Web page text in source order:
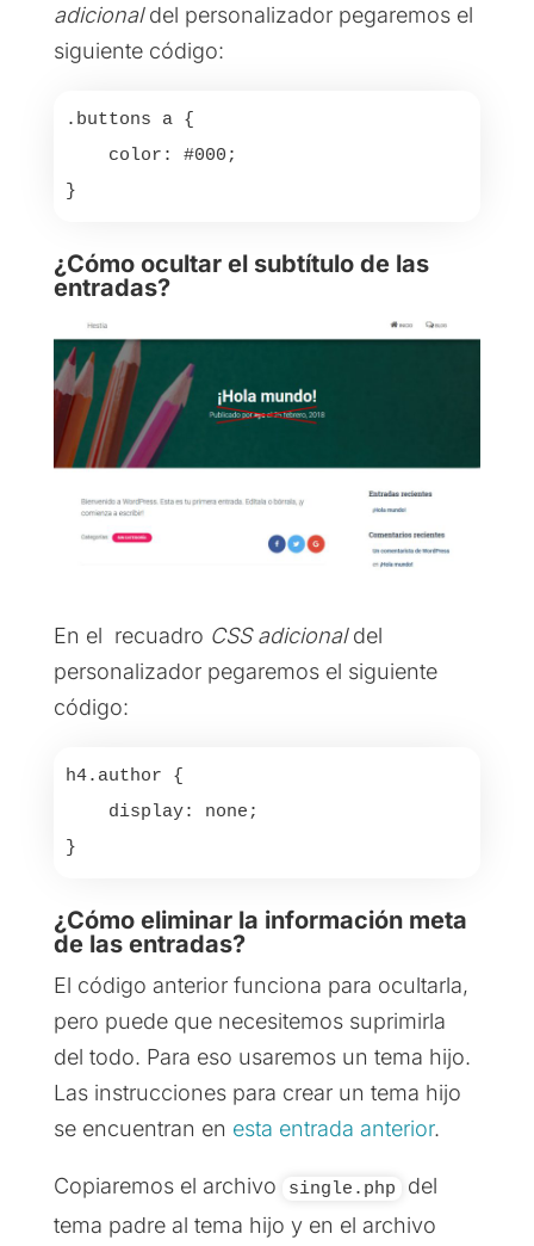
adicionaldel personalizador pegaremos el
siguiente código:
.buttons a {
}
¿Cómo ocultar el subtítulo de las
entradas?
En el recuadro CSS adicionaldel
personalizador pegaremos el siguiente
código:
h4.author {
}
¿Cómo eliminar la información meta
de las entradas?
El código anterior funciona para ocultarla,
pero puede que necesitemos suprimirla
del todo. Para eso usaremos un tema hijo.
Las instrucciones para crear un tema hijo
se encuentran en esta entrada anterior.
Copiaremos el archivo single.php
del
tema padre al tema hijo y en el archivo